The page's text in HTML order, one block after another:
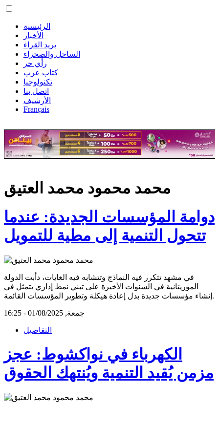
الرئيسية
الأخبار
بريد القراء
الساحل والصحراء
رأي حر
كتاب عرب
تكنولوجيا
اتصل بنا
الأرشيف
Français
محمد محمود محمد العتيق
دوامة المؤسسات الجديدة: عندما
تتحول التنمية إلى مطية للتمويل
في مشهد تتكرر فيه النماذج وتتشابه فيه الغايات، دأبت الدولة
الموريتانية في السنوات الأخيرة على تبني نمط إداري يتمثل في
إنشاء مؤسسات جديدة بدل إعادة هيكلة وتطوير المؤسسات القائمة.
جمعة, 01/08/2025 - 16:25
التفاصيل
الكهرباء في نواكشوط: عجز
مزمن يُقيد التنمية ويُنتهك الحقوق